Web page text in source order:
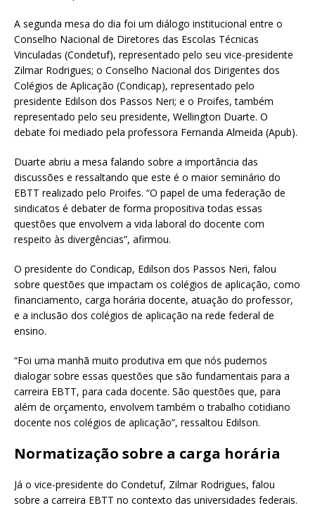
A segunda mesa do dia foi um diálogo institucional entre o
Conselho Nacional de Diretores das Escolas Técnicas
Vinculadas (Condetuf), representado pelo seu vice-presidente
Zilmar Rodrigues; o Conselho Nacional dos Dirigentes dos
Colégios de Aplicação (Condicap), representado pelo
presidente Edilson dos Passos Neri; e o Proifes, também
representado pelo seu presidente, Wellington Duarte. O
debate foi mediado pela professora Fernanda Almeida (Apub).
Duarte abriu a mesa falando sobre a importância das
discussões e ressaltando que este é o maior seminário do
EBTT realizado pelo Proifes. “O papel de uma federação de
sindicatos é debater de forma propositiva todas essas
questões que envolvem a vida laboral do docente com
respeito às divergências”, afirmou.
O presidente do Condicap, Edilson dos Passos Neri, falou
sobre questões que impactam os colégios de aplicação, como
financiamento, carga horária docente, atuação do professor,
e a inclusão dos colégios de aplicação na rede federal de
ensino.
“Foi uma manhã muito produtiva em que nós pudemos
dialogar sobre essas questões que são fundamentais para a
carreira EBTT, para cada docente. São questões que, para
além de orçamento, envolvem também o trabalho cotidiano
docente nos colégios de aplicação”, ressaltou Edilson.
Normatização sobre a carga horária
Já o vice-presidente do Condetuf, Zilmar Rodrigues, falou
sobre a carreira EBTT no contexto das universidades federais.